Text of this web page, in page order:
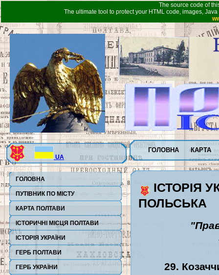
The source code of
The ultimate tool to protect your HTML code, images,
ГОЛОВНА КАРТА
UA
ГОЛОВНА
ПУТІВНИК ПО МІСТУ
КАРТА ПОЛТАВИ
ІСТОРИЧНІ МІСЦЯ ПОЛТАВИ
ІСТОРІЯ УКРАЇНИ
ГЕРБ ПОЛТАВИ
ГЕРБ УКРАЇНИ
ІСТОРІЯ
ПОЛЬСЬКА
29.